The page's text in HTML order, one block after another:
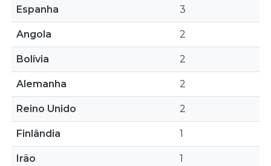
Espanha 3
Angola 2
Bolívia 2
Alemanha 2
Reino Unido 2
Finlândia 1
Irão 1